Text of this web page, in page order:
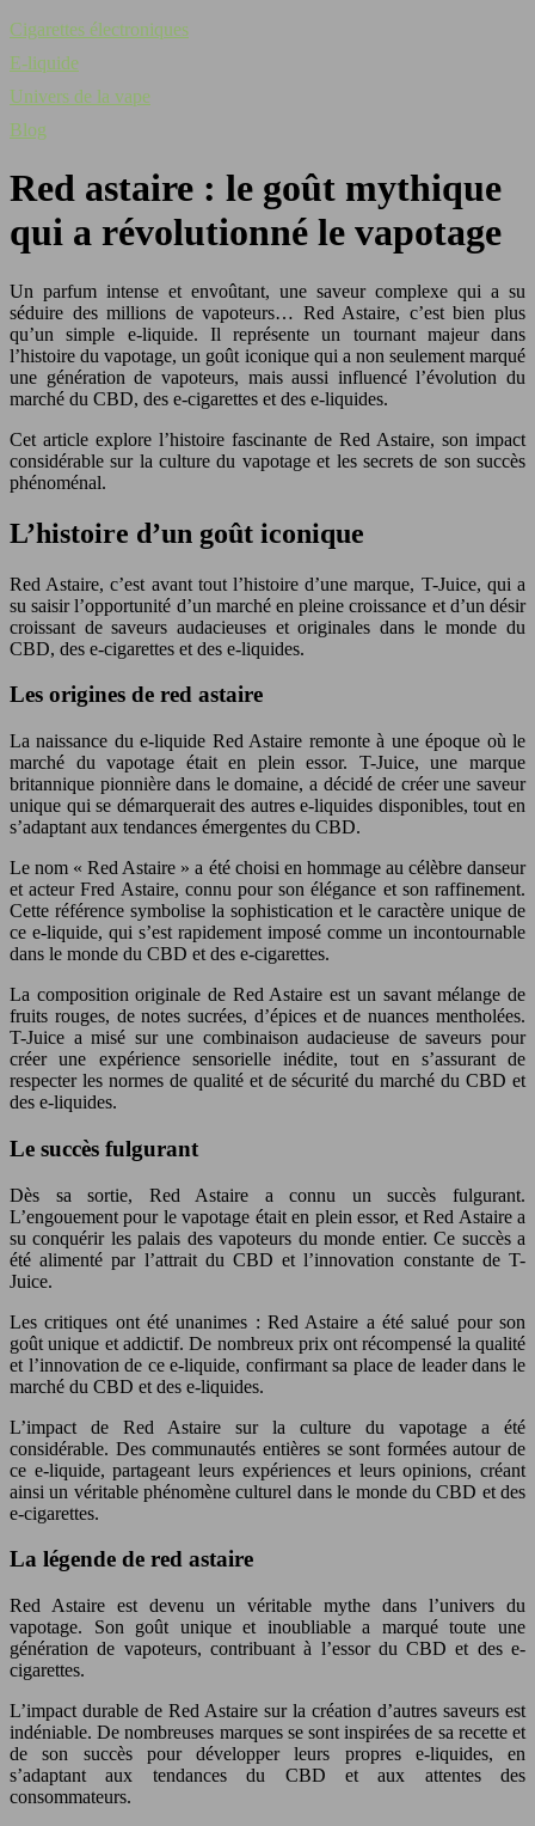
Cigarettes électroniques
E-liquide
Univers de la vape
Blog
Red astaire : le goût mythique
qui a révolutionné le vapotage
Un parfum intense et envoûtant, une saveur complexe qui a su
séduire des millions de vapoteurs… Red Astaire, c’est bien plus
qu’un simple e-liquide. Il représente un tournant majeur dans
l’histoire du vapotage, un goût iconique qui a non seulement marqué
une génération de vapoteurs, mais aussi influencé l’évolution du
marché du CBD, des e-cigarettes et des e-liquides.
Cet article explore l’histoire fascinante de Red Astaire, son impact
considérable sur la culture du vapotage et les secrets de son succès
phénoménal.
L’histoire d’un goût iconique
Red Astaire, c’est avant tout l’histoire d’une marque, T-Juice, qui a
su saisir l’opportunité d’un marché en pleine croissance et d’un désir
croissant de saveurs audacieuses et originales dans le monde du
CBD, des e-cigarettes et des e-liquides.
Les origines de red astaire
La naissance du e-liquide Red Astaire remonte à une époque où le
marché du vapotage était en plein essor. T-Juice, une marque
britannique pionnière dans le domaine, a décidé de créer une saveur
unique qui se démarquerait des autres e-liquides disponibles, tout en
s’adaptant aux tendances émergentes du CBD.
Le nom « Red Astaire » a été choisi en hommage au célèbre danseur
et acteur Fred Astaire, connu pour son élégance et son raffinement.
Cette référence symbolise la sophistication et le caractère unique de
ce e-liquide, qui s’est rapidement imposé comme un incontournable
dans le monde du CBD et des e-cigarettes.
La composition originale de Red Astaire est un savant mélange de
fruits rouges, de notes sucrées, d’épices et de nuances mentholées.
T-Juice a misé sur une combinaison audacieuse de saveurs pour
créer une expérience sensorielle inédite, tout en s’assurant de
respecter les normes de qualité et de sécurité du marché du CBD et
des e-liquides.
Le succès fulgurant
Dès sa sortie, Red Astaire a connu un succès fulgurant.
L’engouement pour le vapotage était en plein essor, et Red Astaire a
su conquérir les palais des vapoteurs du monde entier. Ce succès a
été alimenté par l’attrait du CBD et l’innovation constante de T-
Juice.
Les critiques ont été unanimes : Red Astaire a été salué pour son
goût unique et addictif. De nombreux prix ont récompensé la qualité
et l’innovation de ce e-liquide, confirmant sa place de leader dans le
marché du CBD et des e-liquides.
L’impact de Red Astaire sur la culture du vapotage a été
considérable. Des communautés entières se sont formées autour de
ce e-liquide, partageant leurs expériences et leurs opinions, créant
ainsi un véritable phénomène culturel dans le monde du CBD et des
e-cigarettes.
La légende de red astaire
Red Astaire est devenu un véritable mythe dans l’univers du
vapotage. Son goût unique et inoubliable a marqué toute une
génération de vapoteurs, contribuant à l’essor du CBD et des e-
cigarettes.
L’impact durable de Red Astaire sur la création d’autres saveurs est
indéniable. De nombreuses marques se sont inspirées de sa recette et
de son succès pour développer leurs propres e-liquides, en
s’adaptant aux tendances du CBD et aux attentes des
consommateurs.